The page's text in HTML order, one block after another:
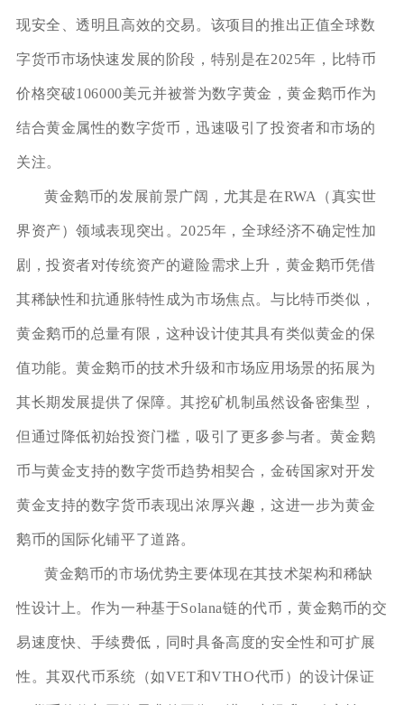
现安全、透明且高效的交易。该项目的推出正值全球数
字货币市场快速发展的阶段，特别是在2025年，比特币
价格突破106000美元并被誉为数字黄金，黄金鹅币作为
结合黄金属性的数字货币，迅速吸引了投资者和市场的
关注。
黄金鹅币的发展前景广阔，尤其是在RWA（真实世
界资产）领域表现突出。2025年，全球经济不确定性加
剧，投资者对传统资产的避险需求上升，黄金鹅币凭借
其稀缺性和抗通胀特性成为市场焦点。与比特币类似，
黄金鹅币的总量有限，这种设计使其具有类似黄金的保
值功能。黄金鹅币的技术升级和市场应用场景的拓展为
其长期发展提供了保障。其挖矿机制虽然设备密集型，
但通过降低初始投资门槛，吸引了更多参与者。黄金鹅
币与黄金支持的数字货币趋势相契合，金砖国家对开发
黄金支持的数字货币表现出浓厚兴趣，这进一步为黄金
鹅币的国际化铺平了道路。
黄金鹅币的市场优势主要体现在其技术架构和稀缺
性设计上。作为一种基于Solana链的代币，黄金鹅币的交
易速度快、手续费低，同时具备高度的安全性和可扩展
性。其双代币系统（如VET和VTHO代币）的设计保证